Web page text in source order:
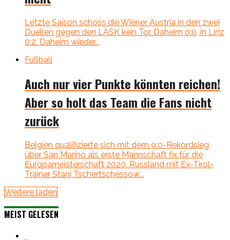
Letzte Saison schoss die Wiener Austria in den zwei
Duellen gegen den LASK kein Tor. Daheim 0:0, in Linz
0:2. Daheim wieder...
Fußball
Auch nur vier Punkte könnten reichen!
Aber so holt das Team die Fans nicht
zurück
Belgien qualifizierte sich mit dem 9:0-Rekordsieg
über San Marino als erste Mannschaft fix für die
Europameisterschaft 2020. Russland mit Ex-Tirol-
Trainer Stani Tschertschessow...
Weitere laden
MEIST GELESEN